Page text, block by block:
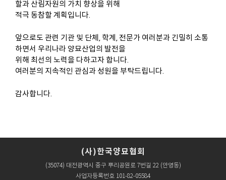
할과 산림자원의 가치 향상을 위해
적극 동참할 계획입니다.
앞으로도 관련 기관 및 단체, 학계, 전문가 여러분과 긴밀히 소통
하면서 우리나라 양묘산업의 발전을
위해 최선의 노력을 다하고자 합니다.
여러분의 지속적인 관심과 성원을 부탁드립니다.
감사합니다.
(사)한국양묘협회
(35074) 대전광역시 중구 뿌리공원로 7번길 22 (안영동)
사업자등록번호 101-82-05584